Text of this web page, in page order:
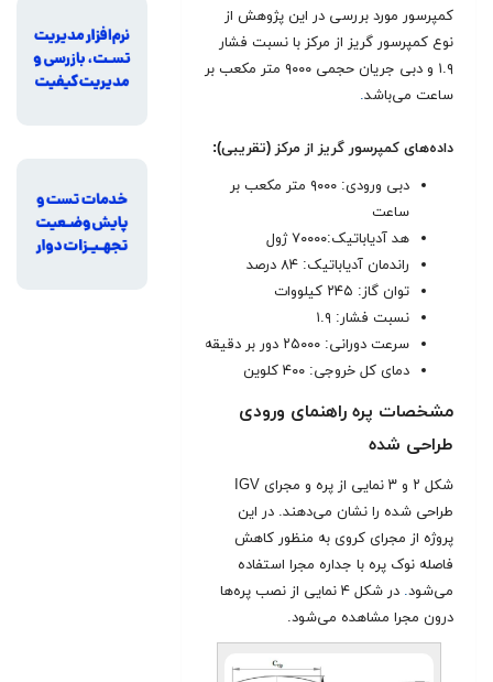
کمپرسور مورد بررسی در این پژوهش از
نوع کمپرسور گریز از مرکز با نسبت فشار
۱.۹ و دبی جریان حجمی ۹۰۰۰ متر مکعب بر
ساعت می‌باشد.
داده‌های کمپرسور گریز از مرکز (تقریبی):
دبی ورودی: ۹۰۰۰ متر مکعب بر
ساعت
هد آدیاباتیک:۷۰۰۰۰ ژول
راندمان آدیاباتیک: ۸۴ درصد
توان گاز: ۲۴۵ کیلووات
نسبت فشار: ۱.۹
سرعت دورانی: ۲۵۰۰۰ دور بر دقیقه
دمای کل خروجی: ۴۰۰ کلوین
مشخصات پره راهنمای ورودی
طراحی شده
شکل ۲ و ۳ نمایی از پره و مجرای IGV
طراحی شده را نشان می‌دهند. در این
پروژه از مجرای کروی به منظور کاهش
فاصله نوک پره با جداره مجرا استفاده
می‌شود.
در شکل ۴ نمایی از نصب پره‌ها
درون مجرا مشاهده می‌شود.